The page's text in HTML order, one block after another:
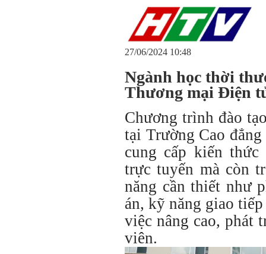
27/06/2024 10:48
Ngành học thời
Thương mại Điện
Chương trình đào
tại Trường Cao
cung cấp kiến
trực tuyến mà còn
năng cần thiết như
án, kỹ năng giao
việc nâng cao, phát
viên.